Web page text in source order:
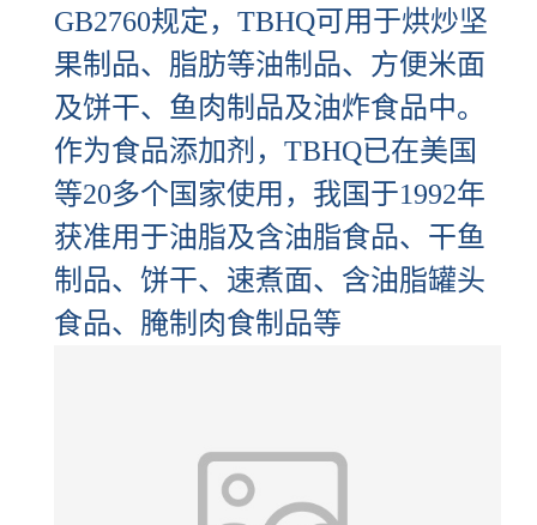
GB2760规定，TBHQ可用于烘炒坚
果制品、脂肪等油制品、方便米面
及饼干、鱼肉制品及油炸食品中。
作为食品添加剂，TBHQ已在美国
等20多个国家使用，我国于1992年
获准用于油脂及含油脂食品、干鱼
制品、饼干、速煮面、含油脂罐头
食品、腌制肉食制品等